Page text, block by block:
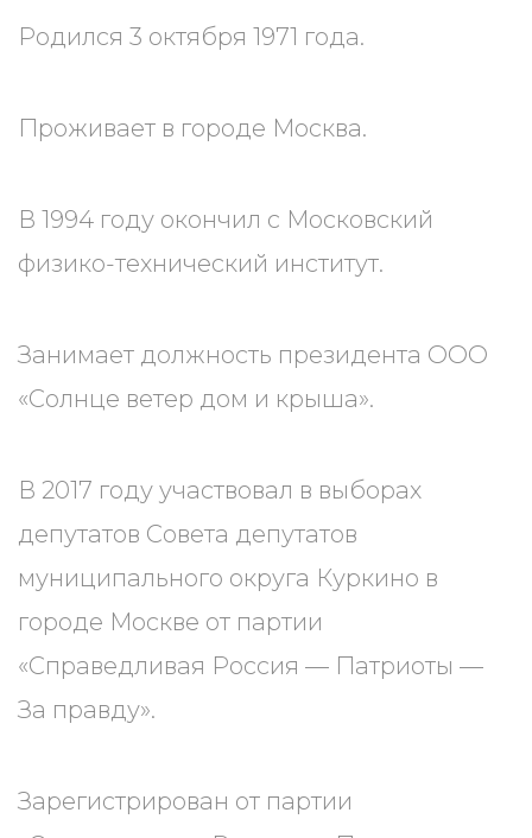
Родился 3 октября 1971 года.
Проживает в городе Москва.
В 1994 году окончил с Московский
физико-технический институт.
Занимает должность президента ООО
«Солнце ветер дом и крыша».
В 2017 году участвовал в выборах
депутатов Совета депутатов
муниципального округа Куркино в
городе Москве от партии
«Справедливая Россия — Патриоты —
За правду».
Зарегистрирован от партии